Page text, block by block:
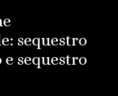
sequestro
sequestro